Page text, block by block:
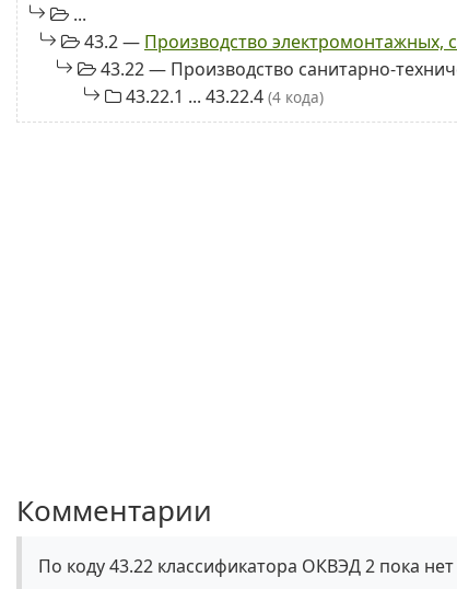
...
43.2 — Производство электромонтажных,
43.22 — Производство санитарно-
43.22.1 ... 43.22.4 (4 кода)
Комментарии
По коду 43.22 классификатора ОКВЭД 2 пока